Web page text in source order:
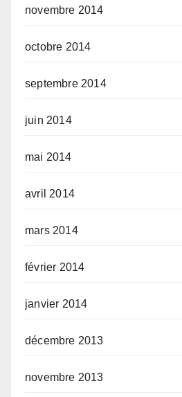
novembre 2014
octobre 2014
septembre 2014
juin 2014
mai 2014
avril 2014
mars 2014
février 2014
janvier 2014
décembre 2013
novembre 2013